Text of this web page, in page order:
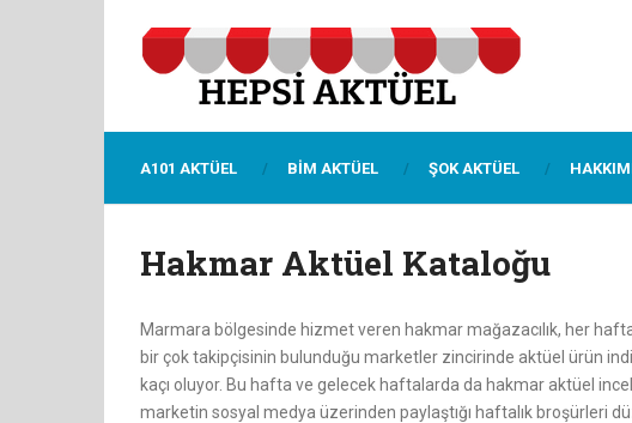
A101 AKTÜEL BIM AKTÜEL ŞOK AKTÜEL
Hakmar Aktüel Kataloğu
Marmara bölgesinde hizmet veren hakmar mağazacılık, her
bir çok takipçisinin bulunduğu marketler zincirinde aktüel ürün
kaçı oluyor. Bu hafta ve gelecek haftalarda da hakmar aktüel
marketin sosyal medya üzerinden paylaştığı haftalık broşürleri